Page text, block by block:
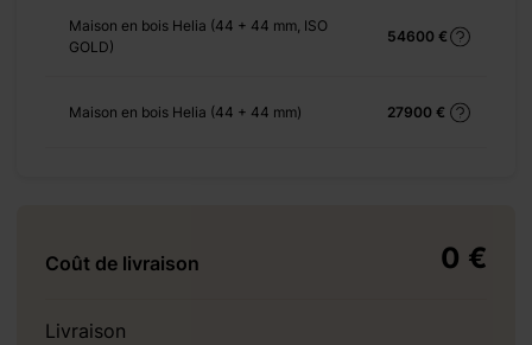
Maison en bois Helia (44 + 44 mm, ISO
GOLD)
54600 €
Maison en bois Helia (44 + 44 mm) 27900 €
Coût de livraison 0 €
Livraison
+ 138 €
+ 930 €